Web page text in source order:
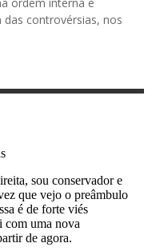
controvérsias, nos